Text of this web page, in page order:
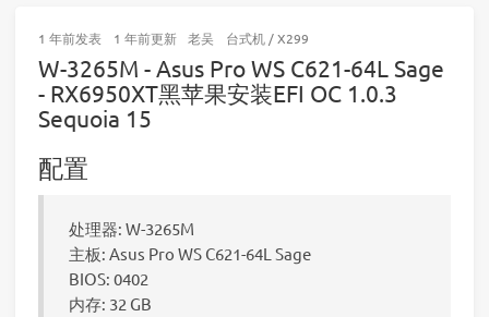
1 年前发表 1 年前更新 老吴 台式机/X299
W-3265M - Asus Pro WS C621-64L Sage
- RX6950XT黑苹果安装EFI OC 1.0.3
Sequoia 15
配置
处理器: W-3265M
主板: Asus Pro WS C621-64L Sage
BIOS: 0402
内存: 32 GB